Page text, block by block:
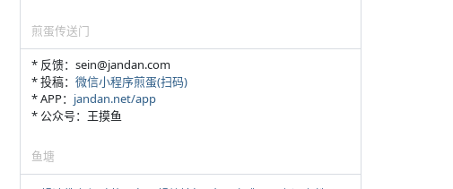
煎蛋传送门
* 反馈：sein@jandan.com
* 投稿： 微信小程序煎蛋(扫码)
* APP： jandan.net/app
* 公众号：王摸鱼
鱼塘